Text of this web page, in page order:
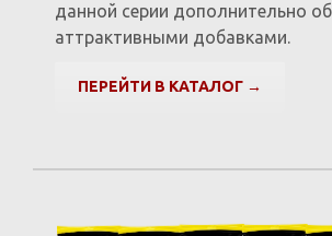
данной серии дополнительно
аттрактивными добавками.
ПЕРЕЙТИ В КАТАЛОГ →